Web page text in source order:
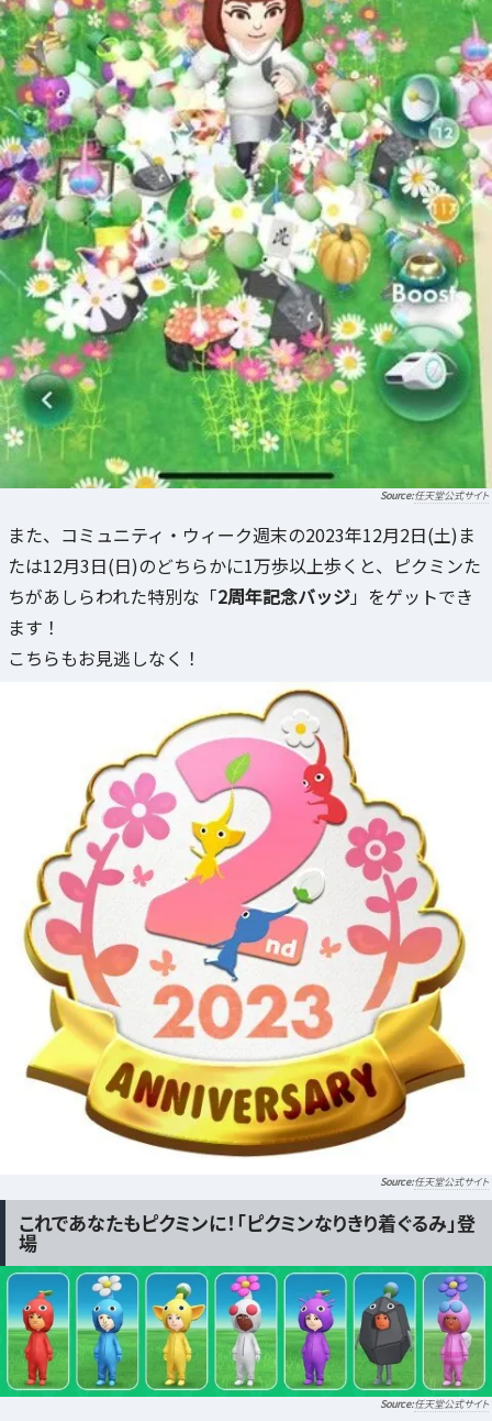
任天堂公式サイト
また、コミュニティ・ウィーク週末の2023年12月2日(土)ま
たは12月3日(日)のどちらかに1万歩以上歩くと、ピクミンた
ちがあしらわれた特別な「2周年記念バッジ」をゲットでき
ます！
こちらもお見逃しなく！
任天堂公式サイト
これであなたもピクミンに！「ピクミンなりきり着ぐるみ」登
場
任天堂公式サイト